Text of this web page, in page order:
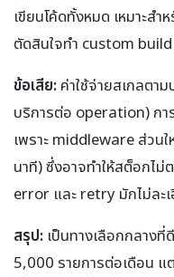
เขียนโค้ดทั้งหมด เหมาะ
ตัดสินใจทำ custom build
ข้อเสีย: ค่าใช้จ่ายสเกลต
บริการต่อ operation) ก
เพราะ middleware ส่ว
นาที) ซึ่งอาจทำให้สต็อกไม่
error และ retry มักไม่ละ
สรุป: เป็นทางเลือกกลาง
5,000 รายการต่อเดือน